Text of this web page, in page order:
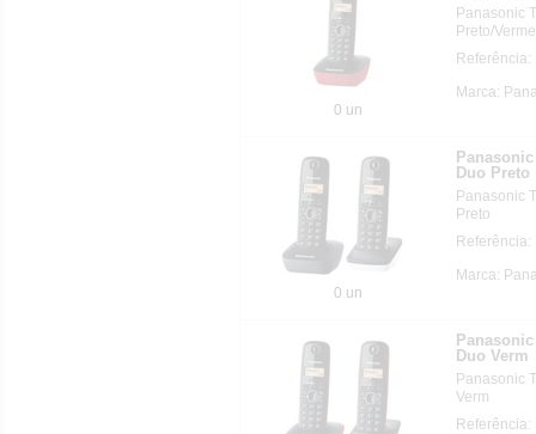
0 un
Panasonic
Preto/
Referência:
Marca:
0 un
Duo Preto
Panasonic
Preto
Referência:
Marca:
Duo Verm
Panasonic
Verm
Referência: